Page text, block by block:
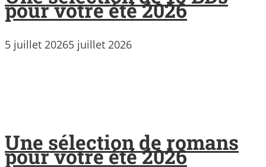
pour votre été 2026
5 juillet 20265 juillet 2026
Une sélection de romans
pour votre été 2026